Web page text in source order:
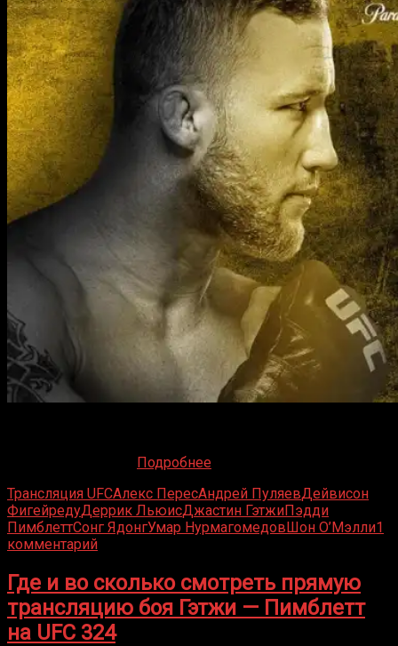
Подробнее
Трансляция UFCАлекс ПересАндрей ПуляевДейвисон
ФигейредуДеррик ЛьюисДжастин ГэтжиПэдди
ПимблеттСонг ЯдонгУмар НурмагомедовШон О’Мэлли1
комментарий
Где и во сколько смотреть прямую
трансляцию боя Гэтжи — Пимблетт
на UFC 324